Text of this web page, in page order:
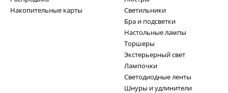
Накопительные карты
Светильники
Бра и подсветки
Настольные лампы
Торшеры
Экстерьерный свет
Лампочки
Светодиодные ленты
Шнуры и удлинители